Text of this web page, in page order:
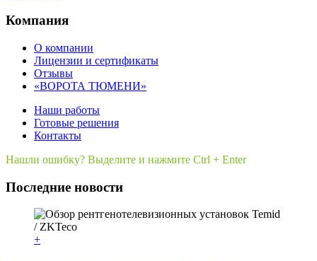
Компания
О компании
Лицензии и сертификаты
Отзывы
«ВОРОТА ТЮМЕНИ»
Наши работы
Готовые решения
Контакты
Нашли ошибку? Выделите и нажмите Ctrl + Enter
Последние новости
+